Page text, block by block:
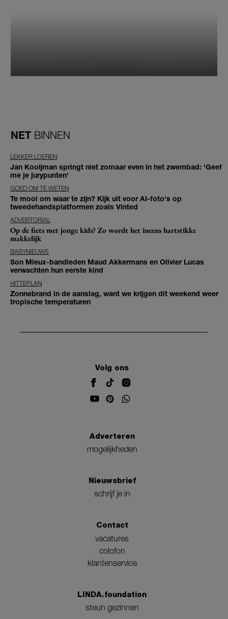
NET BINNEN
LEKKER LOEREN
Jan Kooijman springt niet zomaar even in het zwembad: 'Geef
me je jurypunten'
GOED OM TE WETEN
Te mooi om waar te zijn? Kijk uit voor AI-foto's op
tweedehandsplatformen zoals Vinted
ADVERTORIAL
Op de fiets met jonge kids? Zo wordt het ineens hartstikke
makkelijk
BABYNIEUWS
Son Mieux-bandleden Maud Akkermans en Olivier Lucas
verwachten hun eerste kind
HITTEPLAN
Zonnebrand in de aanslag, want we krijgen dit weekend weer
tropische temperaturen
Volg ons
Adverteren
mogelijkheden
Nieuwsbrief
schrijf je in
Contact
vacatures
colofon
klantenservice
LINDA.foundation
steun gezinnen